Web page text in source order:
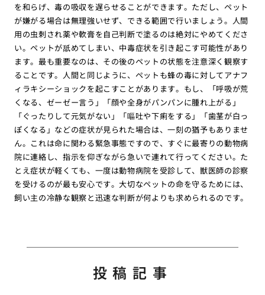
を和らげ、毒の吸収を遅らせることができます。ただし、ペット
が嫌がる場合は無理強いせず、できる範囲で行いましょう。人間
用の虫刺され薬や軟膏を自己判断で塗るのは絶対にやめてくださ
い。ペットが舐めてしまい、中毒症状を引き起こす可能性があり
ます。最も重要なのは、その後のペットの状態を注意深く観察す
ることです。人間と同じように、ペットも蜂の毒に対してアナフ
ィラキシーショックを起こすことがあります。もし、「呼吸が荒
くなる、ゼーゼー言う」「顔や全身がパンパンに腫れ上がる」
「ぐったりして元気がない」「嘔吐や下痢をする」「歯茎が白っ
ぽくなる」などの症状が見られた場合は、一刻の猶予もありませ
ん。これは命に関わる緊急事態ですので、すぐに最寄りの動物病
院に連絡し、指示を仰ぎながら急いで連れて行ってください。た
とえ症状が軽くても、一度は動物病院を受診して、獣医師の診察
を受けるのが最も安心です。大切なペットの命を守るためには、
飼い主の冷静な観察と迅速な判断が何よりも求められるのです。
投稿記事